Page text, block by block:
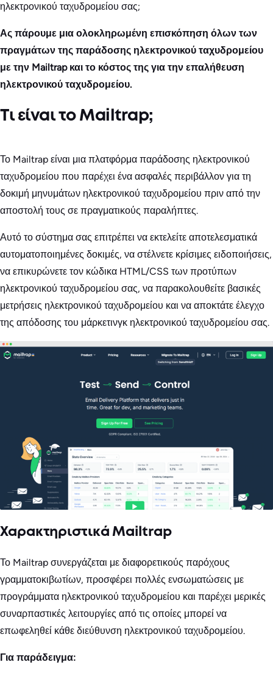
ηλεκτρονικού ταχυδρομείου σας;
Ας πάρουμε μια ολοκληρωμένη επισκόπηση όλων των
πραγμάτων της παράδοσης ηλεκτρονικού ταχυδρομείου
με την Mailtrap και το κόστος της για την επαλήθευση
ηλεκτρονικού ταχυδρομείου.
Τι είναι το Mailtrap;
Το Mailtrap είναι μια πλατφόρμα παράδοσης ηλεκτρονικού
ταχυδρομείου που παρέχει ένα ασφαλές περιβάλλον για τη
δοκιμή μηνυμάτων ηλεκτρονικού ταχυδρομείου πριν από την
αποστολή τους σε πραγματικούς παραλήπτες.
Αυτό το σύστημα σας επιτρέπει να εκτελείτε αποτελεσματικά
αυτοματοποιημένες δοκιμές, να στέλνετε κρίσιμες ειδοποιήσεις,
να επικυρώνετε τον κώδικα HTML/CSS των προτύπων
ηλεκτρονικού ταχυδρομείου σας, να παρακολουθείτε βασικές
μετρήσεις ηλεκτρονικού ταχυδρομείου και να αποκτάτε έλεγχο
της απόδοσης του μάρκετινγκ ηλεκτρονικού ταχυδρομείου σας.
Χαρακτηριστικά Mailtrap
Το Mailtrap συνεργάζεται με διαφορετικούς παρόχους
γραμματοκιβωτίων, προσφέρει πολλές ενσωματώσεις με
προγράμματα ηλεκτρονικού ταχυδρομείου και παρέχει μερικές
συναρπαστικές λειτουργίες από τις οποίες μπορεί να
επωφεληθεί κάθε διεύθυνση ηλεκτρονικού ταχυδρομείου.
Για παράδειγμα: